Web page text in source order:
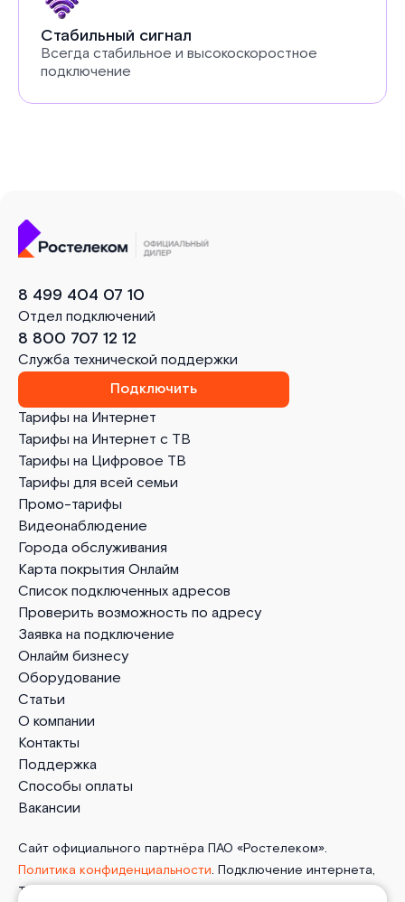
Стабильный сигнал
Всегда стабильное и высокоскоростное
подключение
Тарифы на Интернет
Тарифы на Интернет с ТВ
Тарифы на Цифровое ТВ
Тарифы для всей семьи
Промо-тарифы
Видеонаблюдение
Города обслуживания
Карта покрытия Онлайм
Список подключенных адресов
Проверить возможность по адресу
Заявка на подключение
Онлайм бизнесу
Оборудование
Статьи
О компании
Контакты
Поддержка
Способы оплаты
Вакансии
8 499 404 07 10
Отдел подключений
8 800 707 12 12
Служба технической поддержки
Подключить
Сайт официального партнёра ПАО «Ростелеком».
Политика конфиденциальности. Подключение интернета,
ТВ, мобильной связи и телефонии от Онлайм в деревня